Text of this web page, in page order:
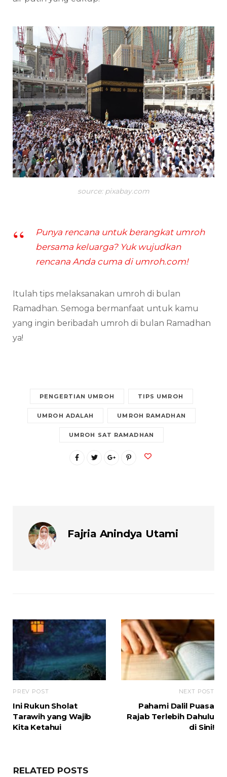
source: pixabay.com
Punya rencana untuk berangkat umroh
bersama keluarga? Yuk wujudkan
rencana Anda cuma di umroh.com!
Itulah tips melaksanakan umroh di bulan
Ramadhan. Semoga bermanfaat untuk kamu
yang ingin beribadah umroh di bulan Ramadhan
ya!
PENGERTIAN UMROH TIPS UMROH
UMROH ADALAH UMROH RAMADHAN
UMROH SAT RAMADHAN
Fajria Anindya Utami
PREV POST
Ini Rukun Sholat
Tarawih yang Wajib
Kita Ketahui
NEXT POST
Pahami Dalil Puasa
Rajab Terlebih Dahulu
di Sini!
RELATED POSTS